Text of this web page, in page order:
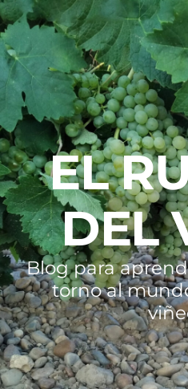
EL
DEL
Blog para
torno al